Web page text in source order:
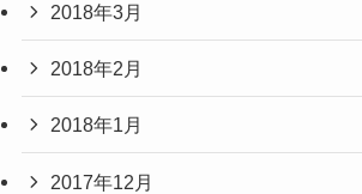
2018年3月
2018年2月
2018年1月
2017年12月